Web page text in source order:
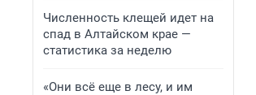
Численность клещей идет на
спад в Алтайском крае —
статистика за неделю
«Они всё еще в лесу, и им